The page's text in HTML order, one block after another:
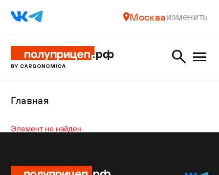
Москваизменить
Главная
Элемент не найден